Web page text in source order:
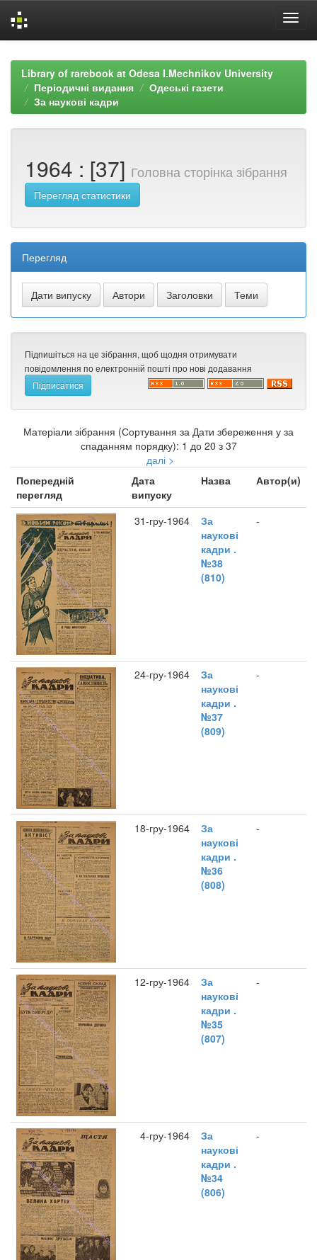
navigationLibrary of rarebook at Odesa I.Mechnikov University
Періодичні видання
Одеські газети
За наукові кадри
1964 : [37] Головна сторінка зібрання
Перегляд статистики
Перегляд
Підпишіться на це зібрання, щоб щодня отримувати
повідомлення по електронній пошті про нові додавання
Матеріали зібрання (Сортування за Дати збереження у за
спаданням порядку): 1 до 20 з 37
далі >
Попередній
перегляд
Дата
випуску
Назва Автор(и)
31-гру-1964
За
наукові
кадри .
№38
(810)
-
24-гру-1964
За
наукові
кадри .
№37
(809)
-
18-гру-1964
За
наукові
кадри .
№36
(808)
-
12-гру-1964
За
наукові
кадри .
№35
(807)
-
4-гру-1964
За
наукові
кадри .
№34
(806)
-